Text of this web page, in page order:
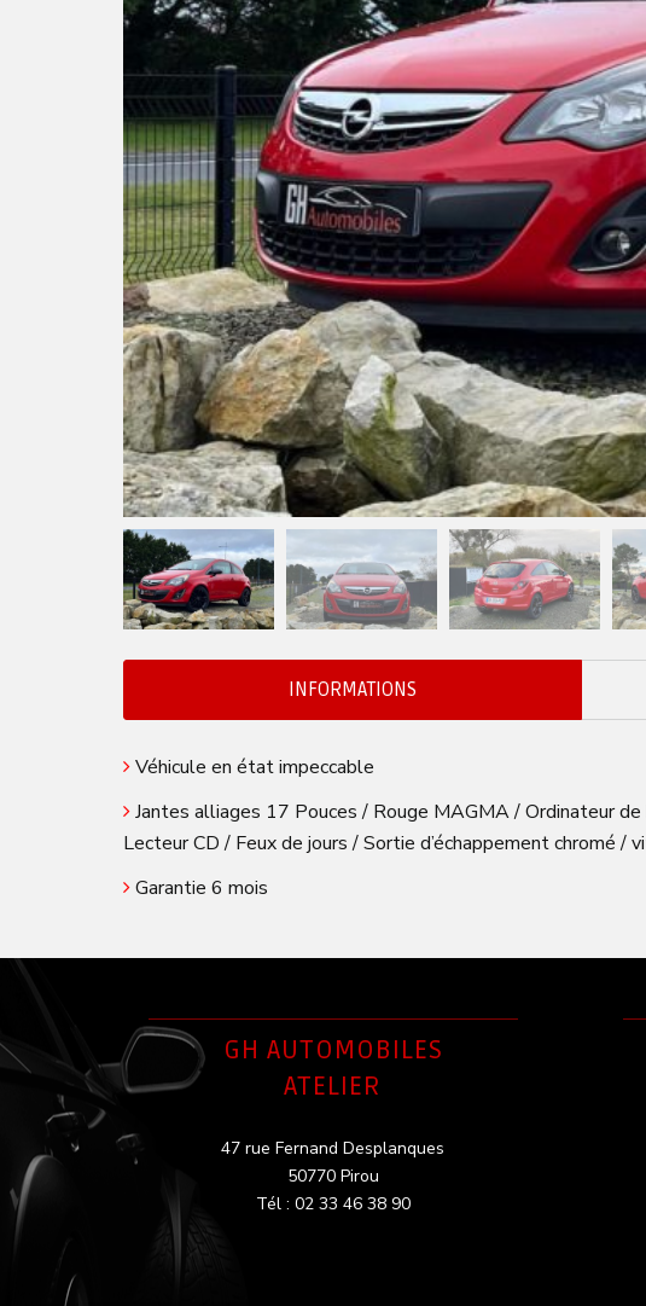
INFORMATIONS
Véhicule en état impeccable
Jantes alliages 17 Pouces / Rouge MAGMA / Ordinateur
Lecteur CD / Feux de jours / Sortie d’échappement
Garantie 6 mois
GH AUTOMOBILES
ATELIER
47 rue Fernand Desplanques
50770 Pirou
Tél : 02 33 46 38 90